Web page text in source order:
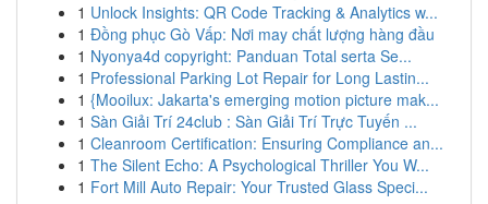
1 Unlock Insights: QR Code Tracking & Analytics w...
1 Đồng phục Gò Vấp: Nơi may chất lượng hàng đầu
1 Nyonya4d copyright: Panduan Total serta Se...
1 Professional Parking Lot Repair for Long Lastin...
1 {Mooilux: Jakarta's emerging motion picture mak...
1 Sàn Giải Trí 24club : Sàn Giải Trí Trực Tuyến ...
1 Cleanroom Certification: Ensuring Compliance an...
1 The Silent Echo: A Psychological Thriller You W...
1 Fort Mill Auto Repair: Your Trusted Glass Speci...